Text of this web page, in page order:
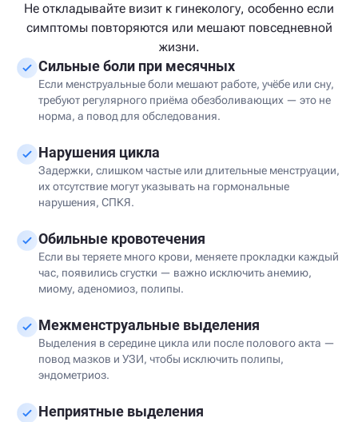
Не откладывайте визит к гинекологу, особенно если
симптомы повторяются или мешают повседневной
жизни.
Сильные боли при месячных
Если менструальные боли мешают работе, учёбе или сну,
требуют регулярного приёма обезболивающих — это не
норма, а повод для обследования.
Нарушения цикла
Задержки, слишком частые или длительные менструации,
их отсутствие могут указывать на гормональные
нарушения, СПКЯ.
Обильные кровотечения
Если вы теряете много крови, меняете прокладки каждый
час, появились сгустки — важно исключить анемию,
миому, аденомиоз, полипы.
Межменструальные выделения
Выделения в середине цикла или после полового акта —
повод мазков и УЗИ, чтобы исключить полипы,
эндометриоз.
Неприятные выделения